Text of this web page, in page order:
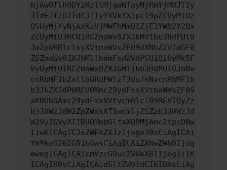
NjAwOTlhODYzNzllMjgwNTgyNjRmYjM0JTIy
JTdEJTJDJTdCJTIyYXVkYXJpc19pZCUyMiUz
QSUyMjYyNjAxNzVjMWFhMmU1ZjE3YWU2Y2Qx
ZCUyMiU3RCU1RCZmaWx0ZXJbMV1bb3BdPUlO
JmZpbHRlclsyXVtmaWVsZF09dXNhZ2VTdGF0
ZSZmaWx0ZXJbMl1bdmFsdWVdPSU1QiUyMk5F
VyUyMiU1RCZmaWx0ZXJbMl1bb3BdPUlOJnNv
cnRbMF1bZmllbGRdPWlzT3duJnNvcnRbMF1b
b3JkZXJdPURFU0Mmc29ydFsxXVtmaWVsZF09
aXNUb3Amc29ydFsxXVtvcmRlcl09REVTQyZz
b3J0WzJdW2ZpZWxkXT1wcmljZSZzb3J0WzJd
W29yZGVyXT1BU0MmbGltaXQ9MjAmc2tpcD0w
IiwKICAgICJoZWFkZXJzIjoge30sCiAgICAi
Ym9keSI6IG51bGwsCiAgICAiZXhwZWN0Ijog
ewogICAgICAicmVzcG9uc2VUeXBlIjogIiIK
ICAgIH0sCiAgICAidGltZW91dCI6IDAsCiAg